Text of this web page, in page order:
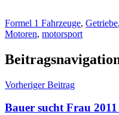
Formel 1 Fahrzeuge, Getriebe,
Motoren, motorsport
Vorheriger Beitrag
Bauer sucht Frau